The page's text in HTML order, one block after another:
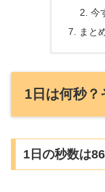
今
まと
1日は何秒？
1日の秒数は